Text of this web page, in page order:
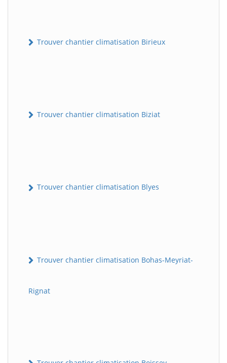
Trouver chantier climatisation Birieux
Trouver chantier climatisation Biziat
Trouver chantier climatisation Blyes
Trouver chantier climatisation Bohas-Meyriat-
Rignat